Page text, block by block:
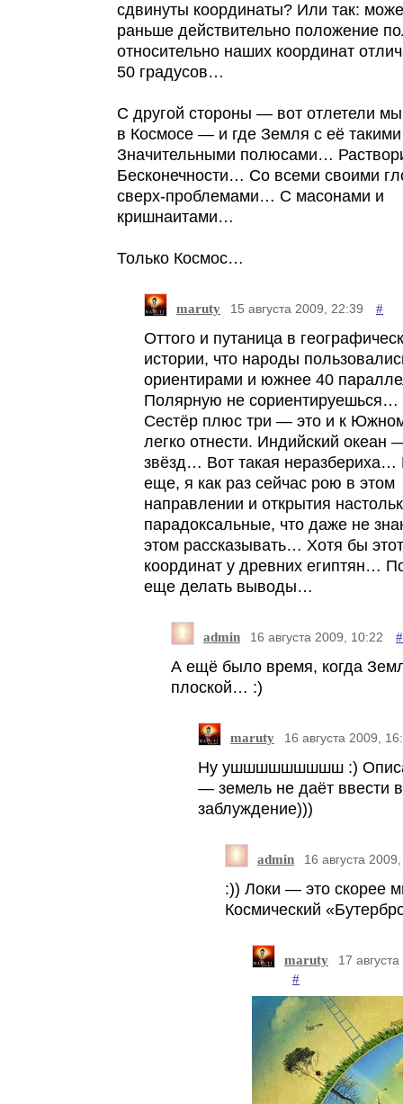
сдвинуты координаты? Или так:
раньше действительно положение
относительно наших координат
50 градусов…
С другой стороны — вот отлетели
в Космосе — и где Земля с её такими
Значительными полюсами…
Бесконечности… Со всеми своими
сверх-проблемами… С масонами и
кришнаитами…
Только Космос…
maruty 15 августа 2009, 22:39 #
Оттого и путаница в
истории, что народы
ориентирами и южнее 40
Полярную не сориентируешься…
Сестёр плюс три — это и к
легко отнести. Индийский океан
звёзд… Вот такая неразбериха…
еще, я как раз сейчас рою в этом
направлении и открытия
парадоксальные, что даже не
этом рассказывать… Хотя бы
координат у древних египтян…
еще делать выводы…
admin 16 августа 2009, 10:22 #
А ещё было время, когда
плоской… :)
maruty 16 августа 2009,
Ну ушшшшшшшшш :)
— земель не даёт ввести в
заблуждение)))
admin 16 августа
:)) Локи — это скорее
Космический
maruty 17
#